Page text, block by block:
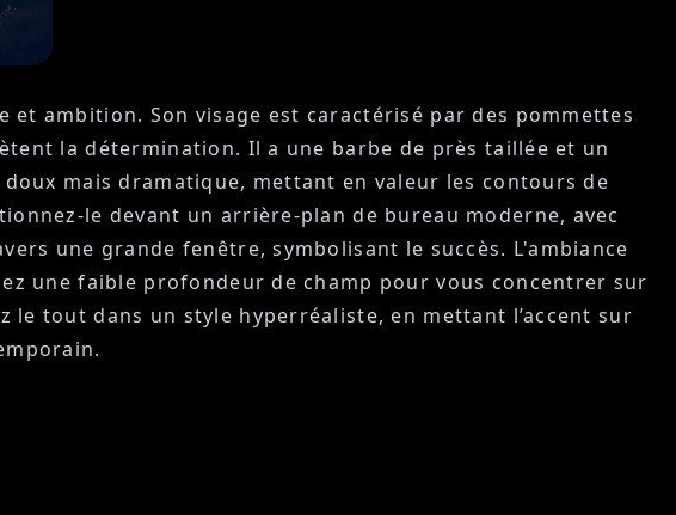
ambition. Son visage est caractérisé par des pommettes
la détermination. Il a une barbe de près taillée et un
mais dramatique, mettant en valeur les contours de
le devant un arrière-plan de bureau moderne, avec
une grande fenêtre, symbolisant le succès. L'ambiance
une faible profondeur de champ pour vous concentrer sur
tout dans un style hyperréaliste, en mettant l’accent sur